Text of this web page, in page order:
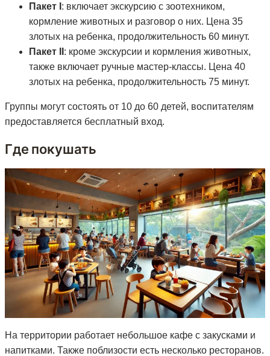
Пакет I : включает экскурсию с зоотехником,
кормление животных и разговор о них. Цена 35
злотых на ребенка, продолжительность 60 минут.
Пакет II : кроме экскурсии и кормления животных,
также включает ручные мастер-классы. Цена 40
злотых на ребенка, продолжительность 75 минут.
Группы могут состоять от 10 до 60 детей, воспитателям
предоставляется бесплатный вход.
Где покушать
На территории работает небольшое кафе с закусками и
напитками. Также поблизости есть несколько ресторанов.